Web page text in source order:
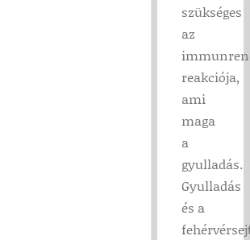
szükséges
az
reakciója,
ami
maga
a
gyulladás.
Gyulladás
és a